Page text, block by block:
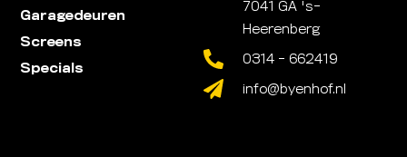
7041 GA 's-
Heerenberg
0314 - 662419
info@byenhof.nl
Garagedeuren
Screens
Specials